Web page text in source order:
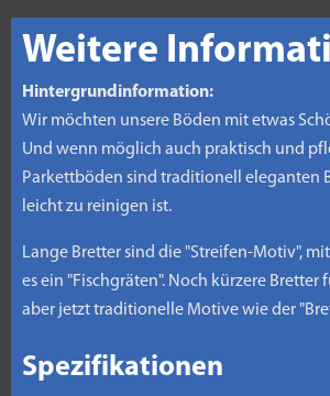
Weitere
Hintergrundinformation:
Wir möchten unsere Böden mit etwas
Und wenn möglich auch praktisch und
Parkettböden sind traditionell eleganten
leicht zu reinigen ist.
Lange Bretter sind die "Streifen-Motiv",
es ein "Fischgräten". Noch kürzere Bretter
aber jetzt traditionelle Motive wie der
Spezifikationen